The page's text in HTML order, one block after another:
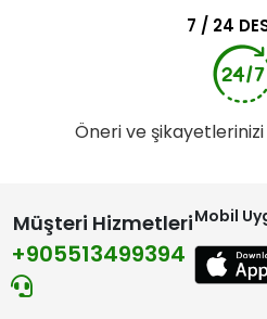
7 / 24
Öneri ve
Müşteri Hizmetleri
+905513499394
Mobil